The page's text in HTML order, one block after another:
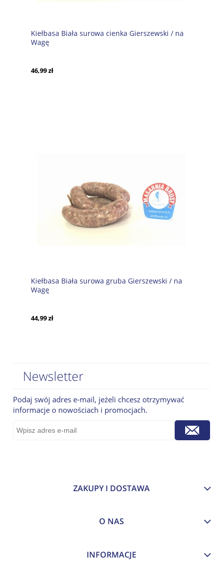
Kiełbasa Biała surowa cienka Gierszewski / na
Wagę
46,99 zł
Kiełbasa Biała surowa gruba Gierszewski / na
Wagę
44,99 zł
Newsletter
Podaj swój adres e-mail, jeżeli chcesz otrzymywać
informacje o nowościach i promocjach.
ZAKUPY I DOSTAWA
O NAS
INFORMACJE